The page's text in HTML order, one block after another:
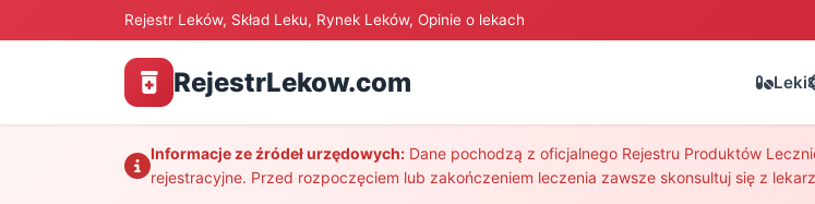
Rejestr Leków, Skład Leku, Rynek Leków, Opinie o lekach
RejestrLekow.com Leki
Informacje ze źródeł urzędowych: Dane pochodzą z oficjalnego Rejestru Produktów
rejestracyjne. Przed rozpoczęciem lub zakończeniem leczenia zawsze skonsultuj się z